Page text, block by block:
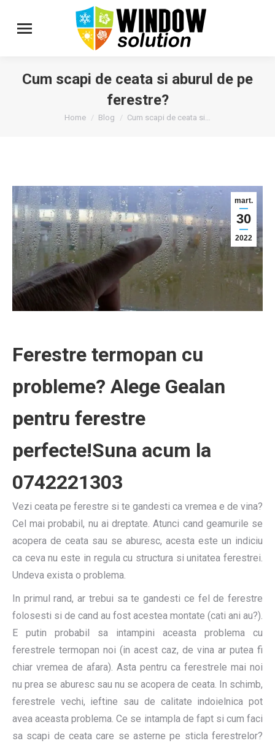
Cum scapi de ceata si aburul de pe
ferestre?
You are here:
Home Blog Cum scapi de ceata si…
mart.
30
2022
Ferestre termopan cu
probleme? Alege Gealan
pentru ferestre
perfecte!Suna acum la
0742221303
Vezi ceata pe ferestre si te gandesti ca vremea e de vina?
Cel mai probabil, nu ai dreptate. Atunci cand geamurile se
acopera de ceata sau se aburesc, acesta este un indiciu
ca ceva nu este in regula cu structura si unitatea ferestrei.
Undeva exista o problema.
In primul rand, ar trebui sa te gandesti ce fel de ferestre
folosesti si de cand au fost acestea montate (cati ani au?).
E putin probabil sa intampini aceasta problema cu
ferestrele termopan noi (in acest caz, de vina ar putea fi
chiar vremea de afara). Asta pentru ca ferestrele mai noi
nu prea se aburesc sau nu se acopera de ceata. In schimb,
ferestrele vechi, ieftine sau de calitate indoielnica pot
avea aceasta problema. Ce se intampla de fapt si cum faci
sa scapi de ceata care se asterne pe sticla ferestrelor?